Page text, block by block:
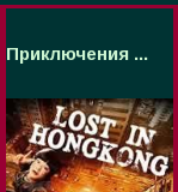
Приключения ...